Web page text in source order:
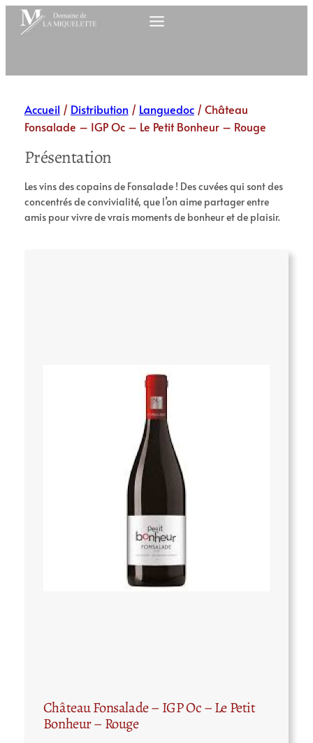
Aller
Accueil / Distribution/ Languedoc/ Château
Fonsalade – IGP Oc – Le Petit Bonheur – Rouge
Présentation
Les vins des copains de Fonsalade ! Des cuvées qui sont des
concentrés de convivialité, que l’on aime partager entre
amis pour vivre de vrais moments de bonheur et de plaisir.
Château Fonsalade – IGP Oc – Le Petit
Bonheur – Rouge